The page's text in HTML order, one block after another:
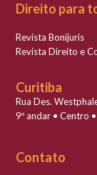
Direito para
Revista Bonijuris
Revista Direito e
Curitiba
Rua Des.
9º andar • Centro
Contato